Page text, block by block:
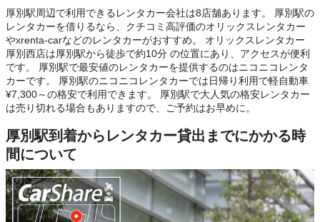
厚別駅周辺で利用できるレンタカー会社は8店舗あります。 厚別駅の
レンタカーを借りるなら、クチコミ高評価のオリックスレンタカー
やxrenta-carなどのレンタカーがおすすめ。 オリックスレンタカー
厚別西店は厚別駅から徒歩で約10分 の位置にあり、アクセスが便利
です。 厚別駅で最安値のレンタカーを提供するのはニコニコレンタ
カーです。 厚別駅のニコニコレンタカーでは日帰り利用で軽自動車
¥7,300～の格安で利用できます。 厚別駅で大人気の格安レンタカー
は売り切れる場合もありますので、ご予約はお早めに。
厚別駅到着からレンタカー貸出までにかかる時
間について